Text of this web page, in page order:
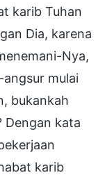
karib Tuhan
Dia, karena
Nya,
mulai
bukankah
Dengan kata
karib